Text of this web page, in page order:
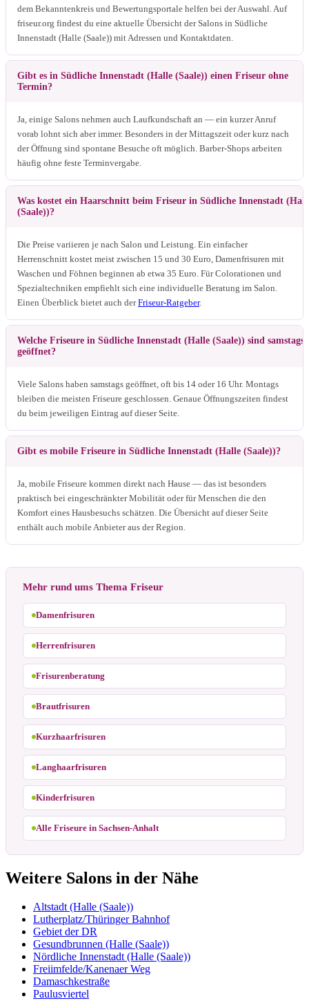
dem Bekanntenkreis und Bewertungsportale helfen bei der Auswahl. Auf
friseur.org findest du eine aktuelle Übersicht der Salons in Südliche
Innenstadt (Halle (Saale)) mit Adressen und Kontaktdaten.
Gibt es in Südliche Innenstadt (Halle (Saale)) einen Friseur ohne
Termin?
Ja, einige Salons nehmen auch Laufkundschaft an — ein kurzer Anruf
vorab lohnt sich aber immer. Besonders in der Mittagszeit oder kurz nach
der Öffnung sind spontane Besuche oft möglich. Barber-Shops arbeiten
häufig ohne feste Terminvergabe.
Was kostet ein Haarschnitt beim Friseur in Südliche Innenstadt
(Saale))?
Die Preise variieren je nach Salon und Leistung. Ein einfacher
Herrenschnitt kostet meist zwischen 15 und 30 Euro, Damenfrisuren mit
Waschen und Föhnen beginnen ab etwa 35 Euro. Für Colorationen und
Spezialtechniken empfiehlt sich eine individuelle Beratung im Salon.
Einen Überblick bietet auch derFriseur-Ratgeber.
Welche Friseure in Südliche Innenstadt (Halle (Saale)) sind samstags
geöffnet?
Viele Salons haben samstags geöffnet, oft bis 14 oder 16 Uhr. Montags
bleiben die meisten Friseure geschlossen. Genaue Öffnungszeiten findest
du beim jeweiligen Eintrag auf dieser Seite.
Gibt es mobile Friseure in Südliche Innenstadt (Halle (Saale))?
Ja, mobile Friseure kommen direkt nach Hause — das ist besonders
praktisch bei eingeschränkter Mobilität oder für Menschen die den
Komfort eines Hausbesuchs schätzen. Die Übersicht auf dieser Seite
enthält auch mobile Anbieter aus der Region.
Mehr rund ums Thema Friseur
Damenfrisuren
Herrenfrisuren
Frisurenberatung
Brautfrisuren
Kurzhaarfrisuren
Langhaarfrisuren
Kinderfrisuren
Alle Friseure in Sachsen-Anhalt
Weitere Salons in der Nähe
Altstadt (Halle (Saale))
Lutherplatz/Thüringer Bahnhof
Gebiet der DR
Gesundbrunnen (Halle (Saale))
Nördliche Innenstadt (Halle (Saale))
Freiimfelde/Kanenaer Weg
Damaschkestraße
Paulusviertel